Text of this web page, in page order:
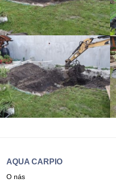
AQUA CARPIO
O nás